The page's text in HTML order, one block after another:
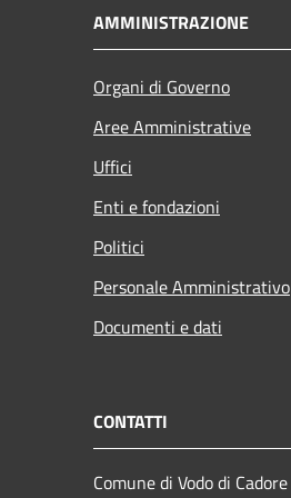
AMMINISTRAZIONE
Organi di Governo
Aree Amministrative
Uffici
Enti e fondazioni
Politici
Personale Amministrativo
Documenti e dati
CONTATTI
Comune di Vodo di Cadore